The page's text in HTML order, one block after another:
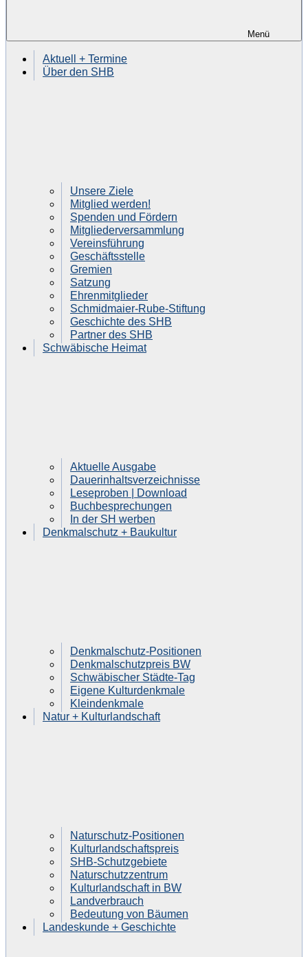
Menü
Aktuell + Termine
Über den SHB
Unsere Ziele
Mitglied werden!
Spenden und Fördern
Mitgliederversammlung
Vereinsführung
Geschäftsstelle
Gremien
Satzung
Ehrenmitglieder
Schmidmaier-Rube-Stiftung
Geschichte des SHB
Partner des SHB
Schwäbische Heimat
Aktuelle Ausgabe
Dauerinhaltsverzeichnisse
Leseproben | Download
Buchbesprechungen
In der SH werben
Denkmalschutz + Baukultur
Denkmalschutz-Positionen
Denkmalschutzpreis BW
Schwäbischer Städte-Tag
Eigene Kulturdenkmale
Kleindenkmale
Natur + Kulturlandschaft
Naturschutz-Positionen
Kulturlandschaftspreis
SHB-Schutzgebiete
Naturschutzzentrum
Kulturlandschaft in BW
Landverbrauch
Bedeutung von Bäumen
Landeskunde + Geschichte